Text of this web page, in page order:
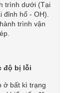
trình dưới (Tại
đỉnh hố - OH).
trình vận
độ bị lỗi
ở bất kì trạng